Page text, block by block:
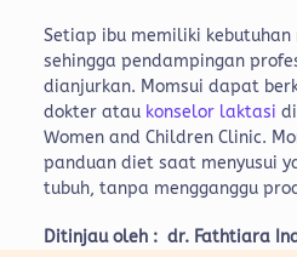
Setiap ibu memiliki
sehingga pendampingan
dianjurkan. Momsui dapat
dokter atau konselor laktasi
Women and Children Clinic.
panduan diet saat menyusui
tubuh, tanpa mengganggu
Ditinjau oleh : dr. Fathtiara